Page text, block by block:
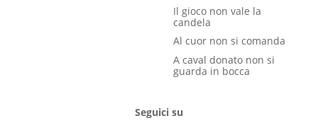
Il gioco non vale la
candela
Al cuor non si comanda
A caval donato non si
guarda in bocca
Seguici su